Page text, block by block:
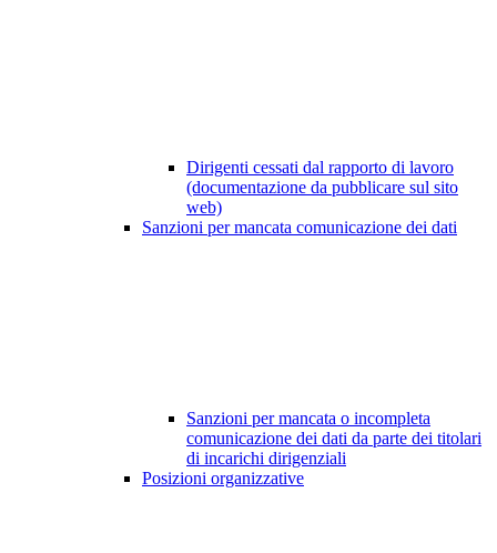
Dirigenti cessati dal rapporto di lavoro
(documentazione da pubblicare sul sito
web)
Sanzioni per mancata comunicazione dei dati
Sanzioni per mancata o incompleta
comunicazione dei dati da parte dei titolari
di incarichi dirigenziali
Posizioni organizzative